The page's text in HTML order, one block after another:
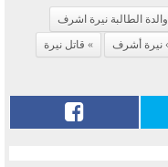
والدة الطالبة نيرة اشرف
نيرة أشرف قاتل نيرة